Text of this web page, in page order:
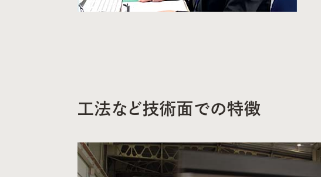
工法など技術面での特徴